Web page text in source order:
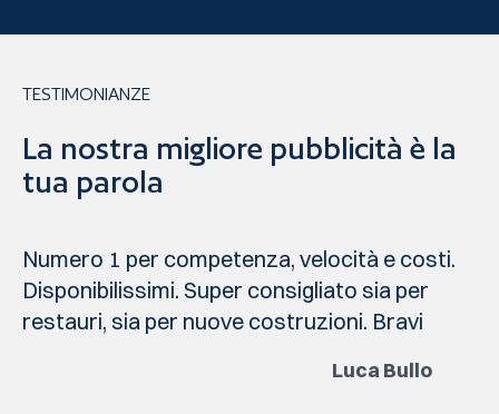
TESTIMONIANZE
La nostra migliore pubblicità è la
tua parola
Numero 1 per competenza, velocità e costi.
Disponibilissimi. Super consigliato sia per
restauri, sia per nuove costruzioni. Bravi
Luca Bullo